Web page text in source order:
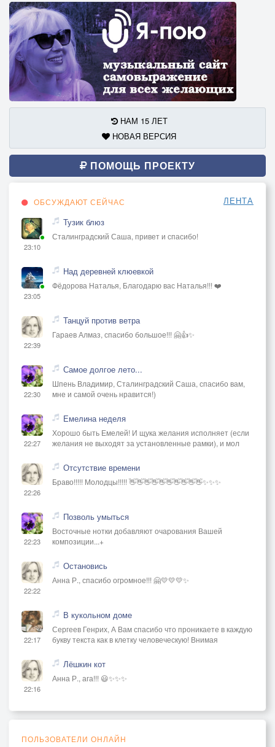
НАМ 15 ЛЕТ
НОВАЯ ВЕРСИЯ
ПОМОЩЬ ПРОЕКТУ
ОБСУЖДАЮТ СЕЙЧАС ЛЕНТА
23:10
Тузик блюз
Сталинградский Саша, привет и спасибо!
23:05
Над деревней клюевкой
Фёдорова Наталья, Благодарю вас Наталья!!! ❤️
22:39
Танцуй против ветра
Гараев Алмаз, спасибо большое!!! 🤗👍✨
22:30
Самое долгое лето...
Шпень Владимир, Сталинградский Саша, спасибо вам,
мне и самой очень нравится!)
22:27
Емелина неделя
Хорошо быть Емелей! И щука желания исполняет (если
желания не выходят за установленные рамки), и мол
22:26
Отсутствие времени
Браво!!!!! Молодцы!!!!! 👋👋👋👋👋👋👋👋👋👋✨✨✨
22:23
Позволь умыться
Восточные нотки добавляют очарования Вашей
композиции...+
22:22
Остановись
Анна Р., спасибо огромное!!! 🤗💛💛💛✨
22:17
В кукольном доме
Сергеев Генрих, А Вам спасибо что проникаете в каждую
букву текста как в клетку человеческую! Внимая
22:16
Лёшкин кот
Анна Р., ага!!! 😃✨✨✨
ПОЛЬЗОВАТЕЛИ ОНЛАЙН